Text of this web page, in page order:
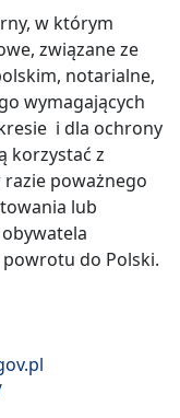
w którym
związane ze
notarialne,
wymagających
i dla ochrony
korzystać z
poważnego
lub
do Polski.